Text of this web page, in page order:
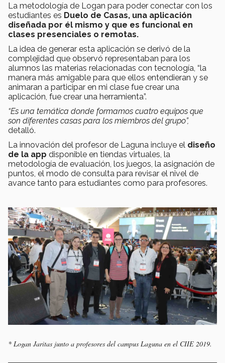
La metodología de Logan para poder conectar con los
estudiantes es Duelo de Casas, una aplicación
diseñada por él mismo y que es funcional en
clases presenciales o remotas.
La idea de generar esta aplicación se derivó de la
complejidad que observó representaban para los
alumnos las materias relacionadas con tecnología, “la
manera más amigable para que ellos entendieran y se
animaran a participar en mi clase fue crear una
aplicación, fue crear una herramienta”.
“Es una temática donde formamos cuatro equipos que
son diferentes casas para los miembros del grupo”,
detalló.
La innovación del profesor de Laguna incluye el diseño
de la app disponible en tiendas virtuales, la
metodología de evaluación, los juegos, la asignación de
puntos, el modo de consulta para revisar el nivel de
avance tanto para estudiantes como para profesores.
* Logan Jaritas junto a profesores del campus Laguna en el CIIE 2019.